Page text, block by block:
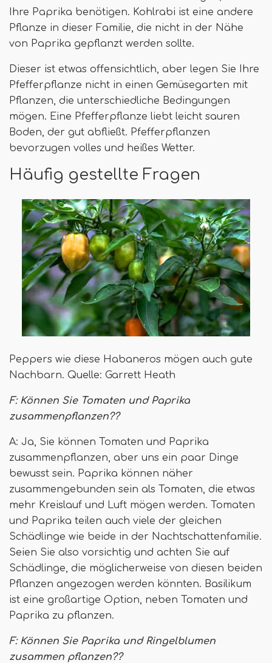
Ihre Paprika benötigen. Kohlrabi ist eine andere
Pflanze in dieser Familie, die nicht in der Nähe
von Paprika gepflanzt werden sollte.
Dieser ist etwas offensichtlich, aber legen Sie Ihre
Pfefferpflanze nicht in einen Gemüsegarten mit
Pflanzen, die unterschiedliche Bedingungen
mögen. Eine Pfefferpflanze liebt leicht sauren
Boden, der gut abfließt. Pfefferpflanzen
bevorzugen volles und heißes Wetter.
Häufig gestellte Fragen
Peppers wie diese Habaneros mögen auch gute
Nachbarn. Quelle: Garrett Heath
F: Können Sie Tomaten und Paprika
zusammenpflanzen??
A: Ja, Sie können Tomaten und Paprika
zusammenpflanzen, aber uns ein paar Dinge
bewusst sein. Paprika können näher
zusammengebunden sein als Tomaten, die etwas
mehr Kreislauf und Luft mögen werden. Tomaten
und Paprika teilen auch viele der gleichen
Schädlinge wie beide in der Nachtschattenfamilie.
Seien Sie also vorsichtig und achten Sie auf
Schädlinge, die möglicherweise von diesen beiden
Pflanzen angezogen werden könnten. Basilikum
ist eine großartige Option, neben Tomaten und
Paprika zu pflanzen.
F: Können Sie Paprika und Ringelblumen
zusammen pflanzen??